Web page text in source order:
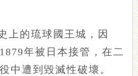
上的琉球國王城，因
年被日本接管，在二
中遭到毀滅性破壞。